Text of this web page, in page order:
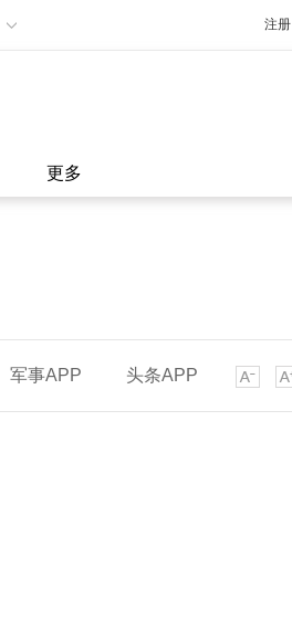
注册
更多
军事APP 头条APP